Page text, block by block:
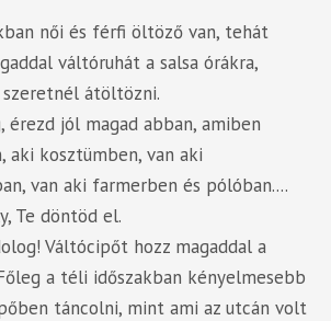
női és férfi öltöző van, tehát
váltóruhát a salsa órákra,
átöltözni.
érezd jól magad abban, amiben
aki kosztümben, van aki
van aki farmerben és pólóban....
Te döntöd el.
Váltócipőt hozz magaddal a
a téli időszakban kényelmesebb
táncolni, mint ami az utcán volt